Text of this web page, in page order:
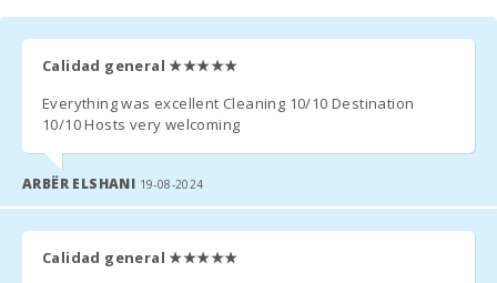
Ducha de piscina:
Cocina :
Comedor: 2
en la calle
A solicitud previa, ofrecemosuna cuna
forma gratuita.
tiene un coste de
En las habitaciones donde sea posible añadir una
extra(sujeto a disponibilidad), el coste será de38 € por
día(solo si se acordó al momento del alquiler).
Calidad general★★★★★
Everything was excellent Cleaning 10/10 Destination
10/10 Hosts very welcoming
ARBËR ELSHANI 19-08-2024
Calidad general★★★★★